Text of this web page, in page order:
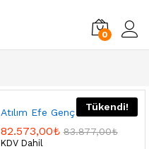
0
Tükendi!
Atılım Efe Genç Odası
82.573,00₺ 83.877,00₺
KDV Dahil